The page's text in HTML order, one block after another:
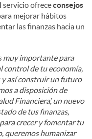
servicio ofrececonsejos
mejorar hábitos
las finanzas hacia un
muy importante para
control de tu economía,
así construir un futuro
a disposición de
Financiera’, un nuevo
de tus finanzas,
crecer y fomentar tu
queremos humanizar